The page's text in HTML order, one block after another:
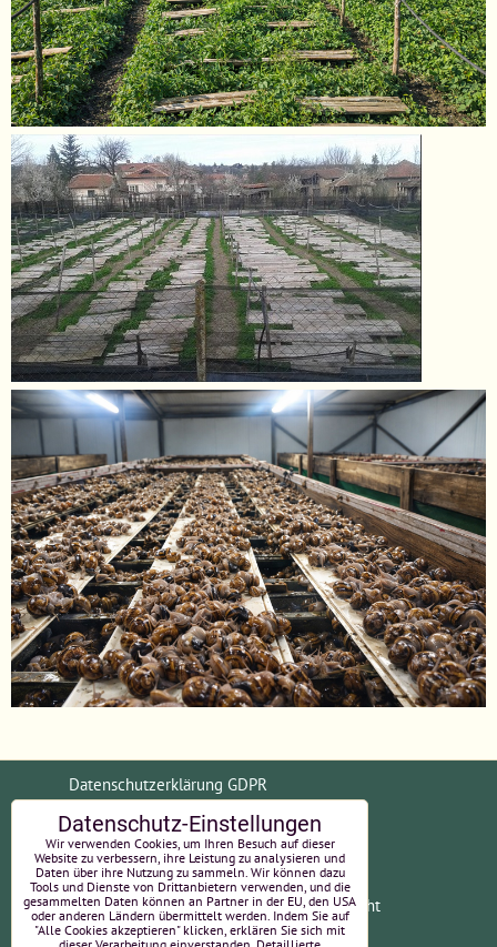
Datenschutzerklärung GDPR
Allgemeine Geschäftsbedingungen (AGB)
Zahlungsinformationen
Widerrufsrecht
Datenschutz-Einstellungen
Wir verwenden Cookies, um Ihren Besuch auf dieser
Website zu verbessern, ihre Leistung zu analysieren und
Daten über ihre Nutzung zu sammeln. Wir können dazu
Tools und Dienste von Drittanbietern verwenden, und die
gesammelten Daten können an Partner in der EU, den USA
oder anderen Ländern übermittelt werden. Indem Sie auf
"Alle Cookies akzeptieren" klicken, erklären Sie sich mit